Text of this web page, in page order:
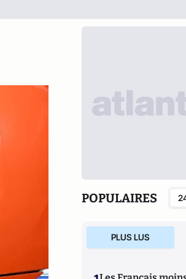
POPULAIRES
PLUS LUS